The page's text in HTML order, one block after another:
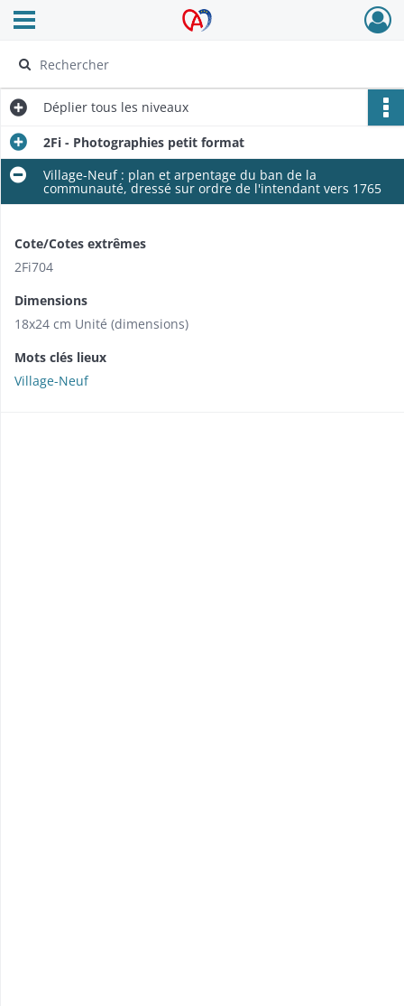
Archives Alsace - Colmar
Ouvrir le menu déroulant
Déplier tous les niveaux
2Fi - Photographies petit format
Village-Neuf : plan et arpentage du ban de la
communauté, dressé sur ordre de l'intendant vers 1765
Cote/Cotes extrêmes
2Fi704
Dimensions
18x24 cm Unité (dimensions)
Mots clés lieux
Village-Neuf